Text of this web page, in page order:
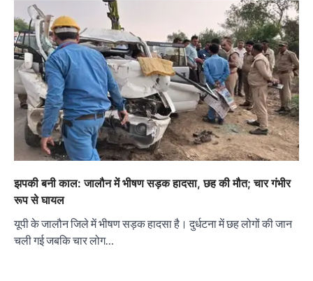
झपकी बनी काल: जालौन में भीषण सड़क हादसा, छह की मौत; चार गंभीर
रूप से घायल
यूपी के जालौन जिले में भीषण सड़क हादसा है। दुर्धटना में छह लोगों की जान
चली गई जबकि चार लोग…